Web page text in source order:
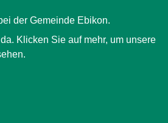
der Gemeinde Ebikon.
Klicken Sie auf mehr, um unsere